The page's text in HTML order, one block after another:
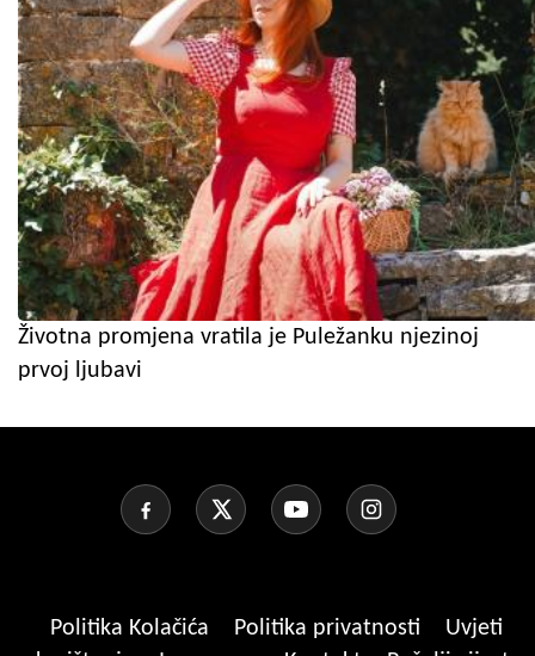
Životna promjena vratila je Puležanku njezinoj
prvoj ljubavi
Politika Kolačića Politika privatnosti
Uvjeti